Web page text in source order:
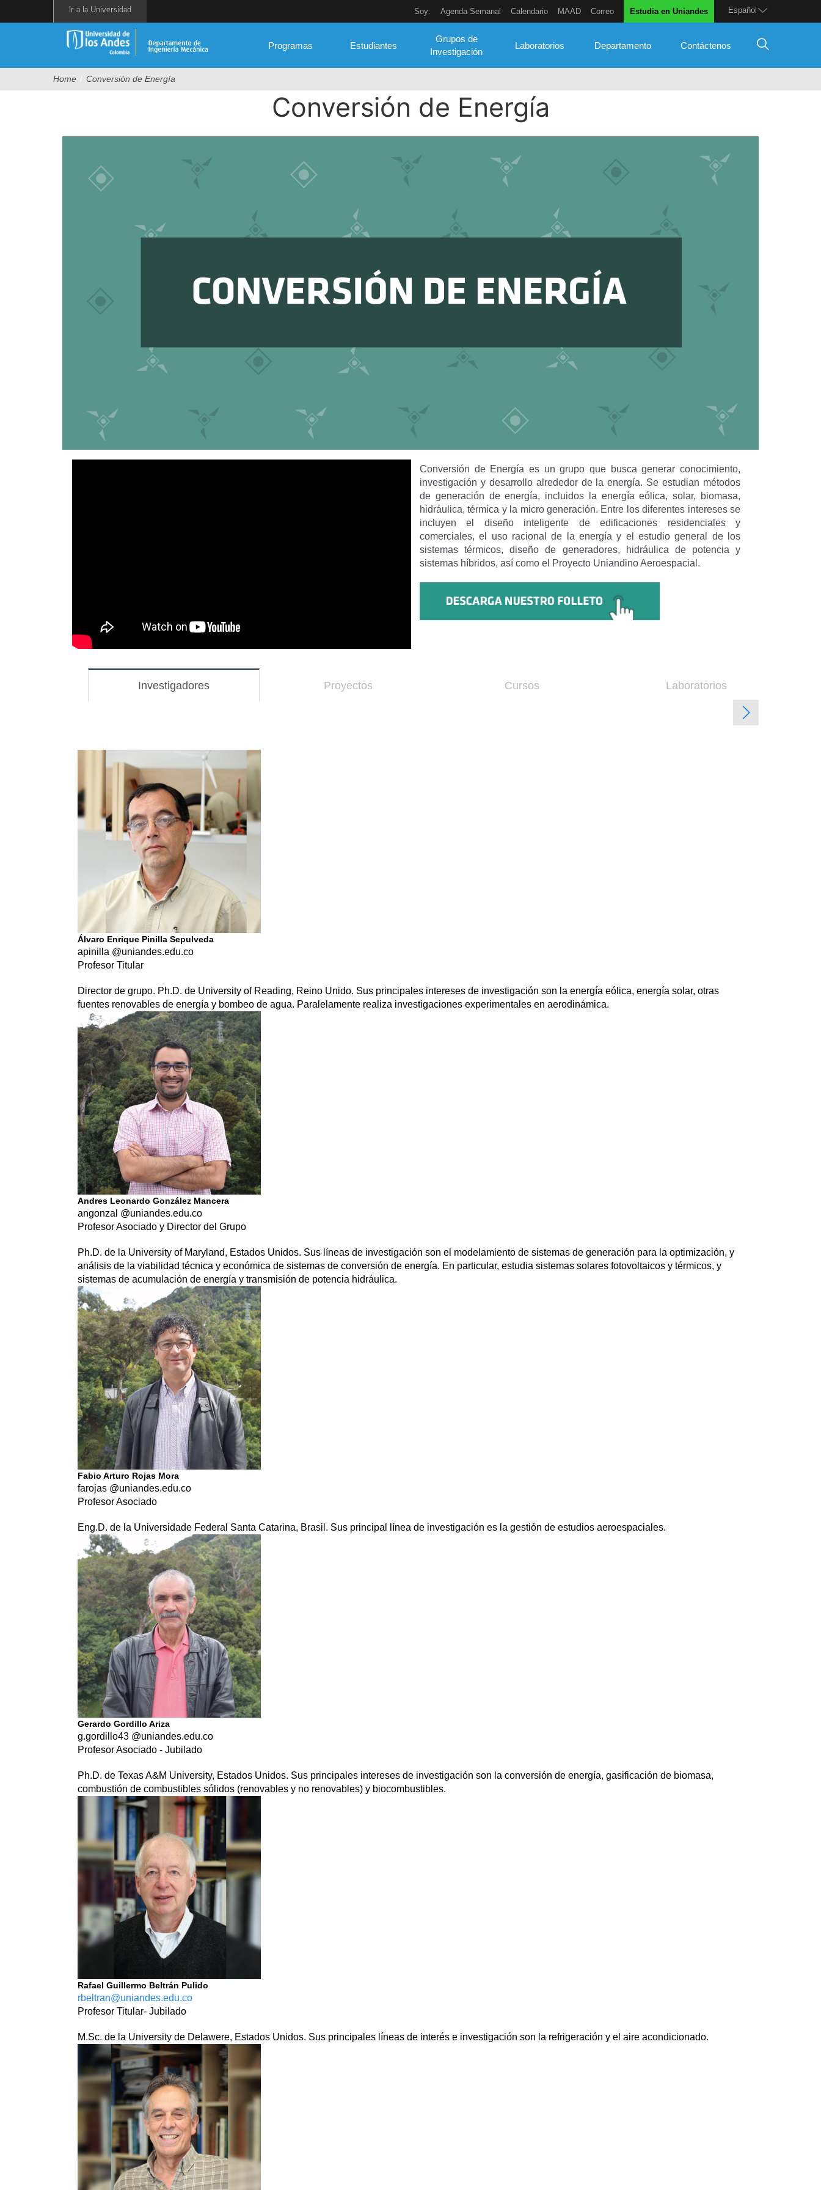
Español
Soy: Agenda Semanal Calendario MAAD Correo Estudia en Uniandes
Ir a la Universidad
Programas Estudiantes
Grupos de
Investigación
Laboratorios Departamento Contáctenos
Home / Conversión de Energía
Conversión de Energía
Conversión de Energía es un grupo que busca generar conocimiento,
investigación y desarrollo alrededor de la energía. Se estudian métodos
de generación de energía, incluidos la energía eólica, solar, biomasa,
hidráulica, térmica y la micro generación. Entre los diferentes intereses se
incluyen el diseño inteligente de edificaciones residenciales y
comerciales, el uso racional de la energía y el estudio general de los
sistemas térmicos, diseño de generadores, hidráulica de potencia y
sistemas híbridos, así como el Proyecto Uniandino Aeroespacial.
Investigadores Proyectos Cursos Laboratorios
Álvaro Enrique Pinilla Sepulveda
apinilla @uniandes.edu.co
Profesor Titular
Director de grupo. Ph.D. de University of Reading, Reino Unido. Sus principales intereses de investigación son la energía eólica, energía solar, otras
fuentes renovables de energía y bombeo de agua. Paralelamente realiza investigaciones experimentales en aerodinámica.
Andres Leonardo González Mancera
angonzal @uniandes.edu.co
Profesor Asociado y Director del Grupo
Ph.D. de la University of Maryland, Estados Unidos. Sus líneas de investigación son el modelamiento de sistemas de generación para la optimización, y
análisis de la viabilidad técnica y económica de sistemas de conversión de energía. En particular, estudia sistemas solares fotovoltaicos y térmicos, y
sistemas de acumulación de energía y transmisión de potencia hidráulica.
Fabio Arturo Rojas Mora
farojas @uniandes.edu.co
Profesor Asociado
Eng.D. de la Universidade Federal Santa Catarina, Brasil. Sus principal línea de investigación es la gestión de estudios aeroespaciales.
Gerardo Gordillo Ariza
g.gordillo43 @uniandes.edu.co
Profesor Asociado - Jubilado
Ph.D. de Texas A&M University, Estados Unidos. Sus principales intereses de investigación son la conversión de energía, gasificación de biomasa,
combustión de combustibles sólidos (renovables y no renovables) y biocombustibles.
Rafael Guillermo Beltrán Pulido
rbeltran@uniandes.edu.co
Profesor Titular- Jubilado
M.Sc. de la University de Delawere, Estados Unidos. Sus principales líneas de interés e investigación son la refrigeración y el aire acondicionado.